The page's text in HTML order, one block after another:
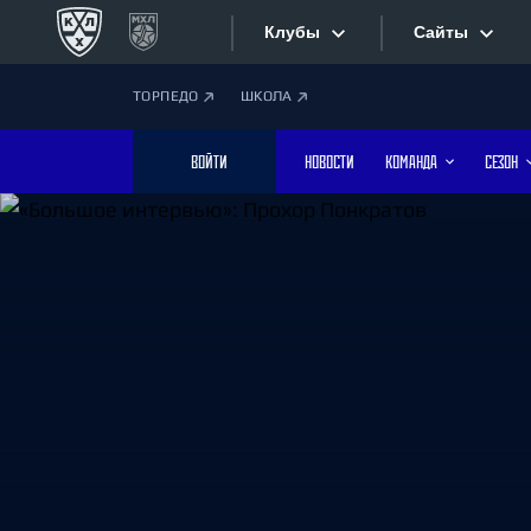
Клубы
Дивизион Боброва
Лада
Сайты
ТОРПЕДО ШКОЛА
ВОЙТИ НОВОСТИ КОМАНДА СЕЗОН